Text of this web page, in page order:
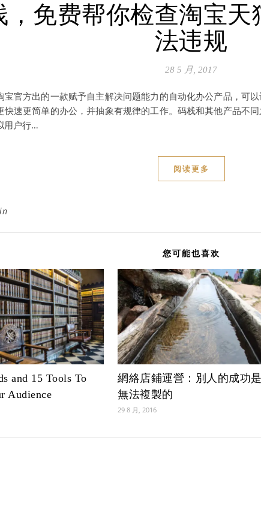
，免费帮你检查淘宝天
法违规
28 5 月, 2017
宝官方出的一款赋予自主解决问题能力的自动化办公产品，可
快速更简单的办公，并抽象有规律的工作。码栈和其他产品不
用户行…
阅读更多
您可能也喜欢
and 15 Tools To
Audience
網絡店鋪運營：別人的成功是
無法複製的
29 8 月, 2016